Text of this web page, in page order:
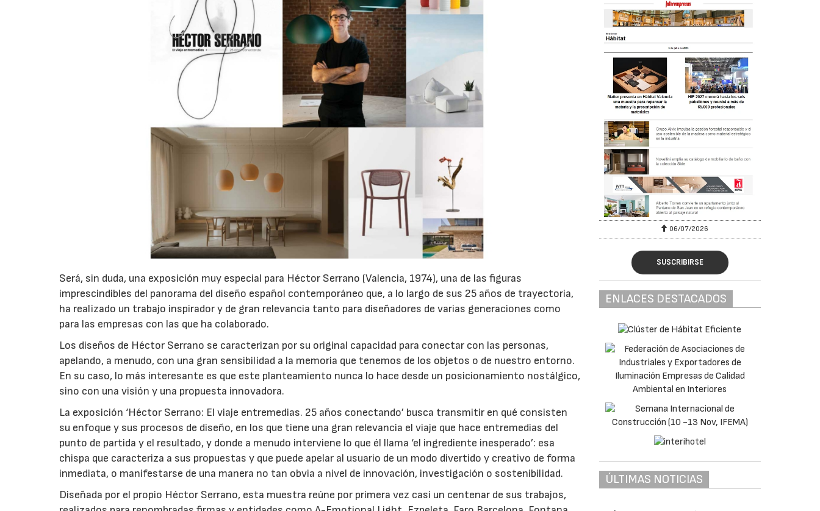
Será, sin duda, una exposición muy especial para Héctor Serrano (Valencia, 1974), una de las figuras
imprescindibles del panorama del diseño español contemporáneo que, a lo largo de sus 25 años de trayectoria,
ha realizado un trabajo inspirador y de gran relevancia tanto para diseñadores de varias generaciones como
para las empresas con las que ha colaborado.
Los diseños de Héctor Serrano se caracterizan por su original capacidad para conectar con las personas,
apelando, a menudo, con una gran sensibilidad a la memoria que tenemos de los objetos o de nuestro entorno.
En su caso, lo más interesante es que este planteamiento nunca lo hace desde un posicionamiento nostálgico,
sino con una visión y una propuesta innovadora.
La exposición ‘Héctor Serrano: El viaje entremedias. 25 años conectando’ busca transmitir en qué consisten
su enfoque y sus procesos de diseño, en los que tiene una gran relevancia el viaje que hace entremedias del
punto de partida y el resultado, y donde a menudo interviene lo que él llama ‘el ingrediente inesperado’: esa
chispa que caracteriza a sus propuestas y que puede apelar al usuario de un modo divertido y creativo de forma
inmediata, o manifestarse de una manera no tan obvia a nivel de innovación, investigación o sostenibilidad.
Diseñada por el propio Héctor Serrano, esta muestra reúne por primera vez casi un centenar de sus trabajos,
06/07/2026 06/07/2026
SUSCRIBIRSE
ENLACES DESTACADOS
ÚLTIMAS NOTICIAS